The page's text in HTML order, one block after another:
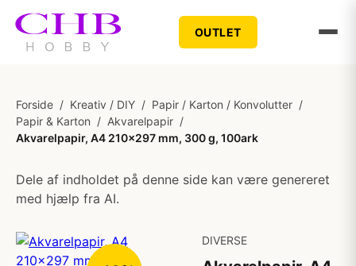
OUTLET
Forside / Kreativ / DIY / Papir / Karton / Konvolutter /
Papir & Karton / Akvarelpapir /
Akvarelpapir, A4 210x297 mm, 300 g, 100ark
Dele af indholdet på denne side kan være genereret
med hjælp fra AI.
DIVERSE